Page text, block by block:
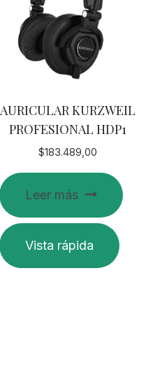
AURICULAR KURZWEIL
PROFESIONAL HDP1
$183.489,00
Leer más
Vista rápida